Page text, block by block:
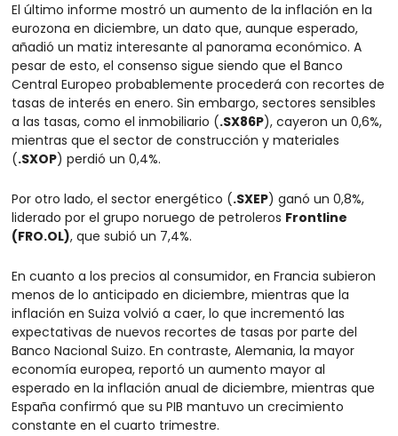
El último informe mostró un aumento de la inflación en la
eurozona en diciembre, un dato que, aunque esperado,
añadió un matiz interesante al panorama económico. A
pesar de esto, el consenso sigue siendo que el Banco
Central Europeo probablemente procederá con recortes de
tasas de interés en enero. Sin embargo, sectores sensibles
a las tasas, como el inmobiliario (.SX86P), cayeron un 0,6%,
mientras que el sector de construcción y materiales
(.SXOP) perdió un 0,4%.
Por otro lado, el sector energético (.SXEP) ganó un 0,8%,
liderado por el grupo noruego de petroleros Frontline
(FRO.OL), que subió un 7,4%.
En cuanto a los precios al consumidor, en Francia subieron
menos de lo anticipado en diciembre, mientras que la
inflación en Suiza volvió a caer, lo que incrementó las
expectativas de nuevos recortes de tasas por parte del
Banco Nacional Suizo. En contraste, Alemania, la mayor
economía europea, reportó un aumento mayor al
esperado en la inflación anual de diciembre, mientras que
España confirmó que su PIB mantuvo un crecimiento
constante en el cuarto trimestre.